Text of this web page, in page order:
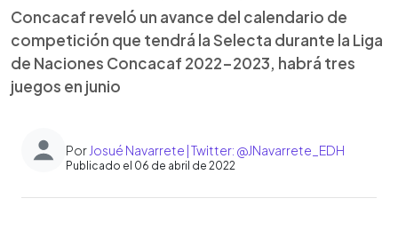
Concacaf reveló un avance del calendario de
competición que tendrá la Selecta durante la Liga
de Naciones Concacaf 2022-2023, habrá tres
juegos en junio
Por Josué Navarrete | Twitter: @JNavarrete_EDH
Publicado el 06 de abril de 2022